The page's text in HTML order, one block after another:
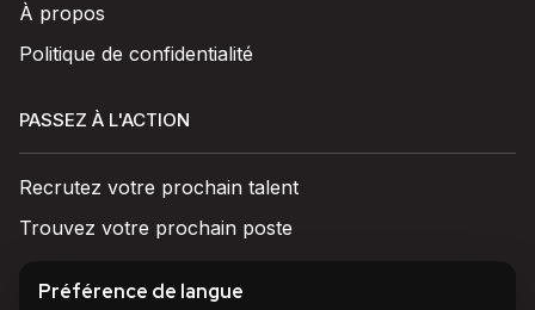
À propos
Politique de confidentialité
PASSEZ À L'ACTION
Recrutez votre prochain talent
Trouvez votre prochain poste
ÉCHANGER
Préférence de langue